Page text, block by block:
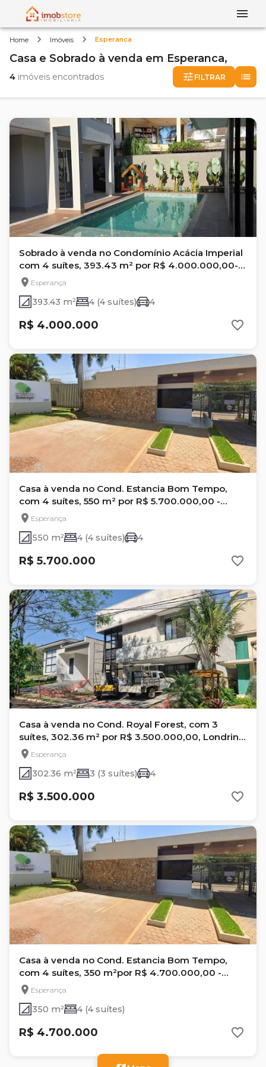
Home Imóveis Esperanca
Casa e Sobrado à venda em Esperanca,
4 imóveis encontrados FILTRAR
Sobrado à venda no Condomínio Acácia Imperial
com 4 suítes, 393.43 m² por R$ 4.000.000,00-
Esperança- Londrina/Pr
Esperança
393.43 m² 4 (4 suítes) 4
R$ 4.000.000
Casa à venda no Cond. Estancia Bom Tempo,
com 4 suítes, 550 m² por R$ 5.700.000,00 -
Esperança - Londrina, Pr
Esperança
550 m² 4 (4 suítes) 4
R$ 5.700.000
Casa à venda no Cond. Royal Forest, com 3
suítes, 302.36 m² por R$ 3.500.000,00, Londrina,
Esperança
Esperança
302.36 m² 3 (3 suítes) 4
R$ 3.500.000
Casa à venda no Cond. Estancia Bom Tempo,
com 4 suítes, 350 m²por R$ 4.700.000,00 -
Esperança -Londrina, Pr
Esperança
350 m² 4 (4 suítes)
R$ 4.700.000